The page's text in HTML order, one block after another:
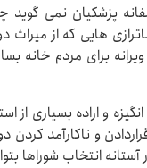
پزشکیان نمی گوید
هایی که از
برای مردم خانه
و اراده بسیاری
و ناکارآمد کردن
انتخاب شوراها